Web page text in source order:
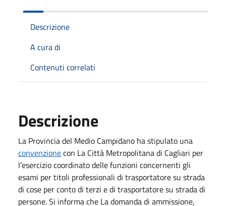
Descrizione
A cura di
Contenuti correlati
Descrizione
La Provincia del Medio Campidano ha stipulato una
convenzionecon La Città Metropolitana di Cagliari per
l’esercizio coordinato delle funzioni concernenti gli
esami per titoli professionali di trasportatore su strada
di cose per conto di terzi e di trasportatore su strada di
persone. Si informa che La domanda di ammissione,